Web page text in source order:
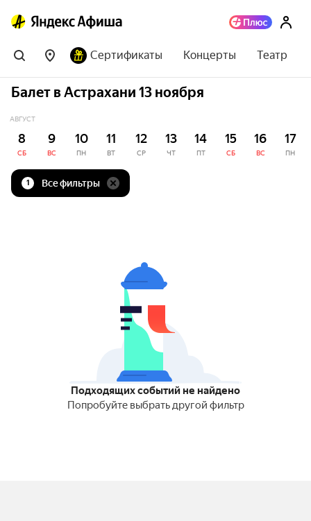
Сертификаты Концерты Театр
Балет в Астрахани 13 ноября
АВГУСТ
8
СБ
9
ВС
10
ПН
11
ВТ
12
СР
13
ЧТ
14
ПТ
15
СБ
16
ВС
17
ПН
1 Все фильтры
Подходящих событий не найдено
Попробуйте выбрать другой фильтр